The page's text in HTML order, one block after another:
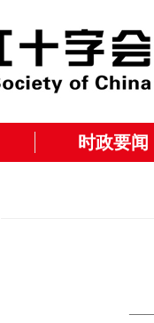
时政要闻
——